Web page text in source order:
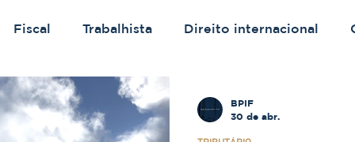
Fiscal Trabalhista Direito internacional
BPIF
30 de abr.